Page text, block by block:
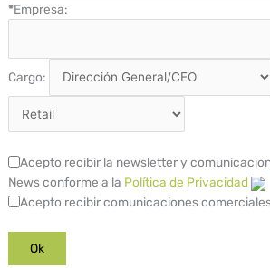
*Empresa:
Cargo:
Acepto recibir la newsletter y
News conforme a la Política de Privacidad
Acepto recibir comunicaciones